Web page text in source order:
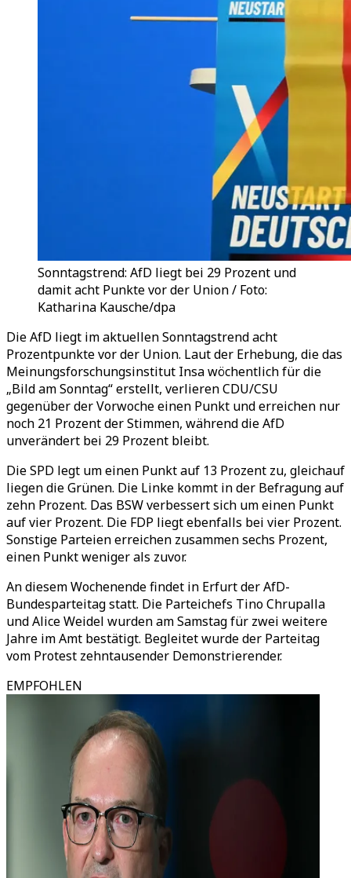
Sonntagstrend: AfD liegt bei 29 Prozent und
damit acht Punkte vor der Union / Foto:
Katharina Kausche/dpa
Die AfD liegt im aktuellen Sonntagstrend acht
Prozentpunkte vor der Union. Laut der Erhebung, die das
Meinungsforschungsinstitut Insa wöchentlich für die
„Bild am Sonntag“ erstellt, verlieren CDU/CSU
gegenüber der Vorwoche einen Punkt und erreichen nur
noch 21 Prozent der Stimmen, während die AfD
unverändert bei 29 Prozent bleibt.
Die SPD legt um einen Punkt auf 13 Prozent zu, gleichauf
liegen die Grünen. Die Linke kommt in der Befragung auf
zehn Prozent. Das BSW verbessert sich um einen Punkt
auf vier Prozent. Die FDP liegt ebenfalls bei vier Prozent.
Sonstige Parteien erreichen zusammen sechs Prozent,
einen Punkt weniger als zuvor.
An diesem Wochenende findet in Erfurt der AfD-
Bundesparteitag statt. Die Parteichefs Tino Chrupalla
und Alice Weidel wurden am Samstag für zwei weitere
Jahre im Amt bestätigt. Begleitet wurde der Parteitag
vom Protest zehntausender Demonstrierender.
EMPFOHLEN